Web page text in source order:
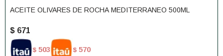
ACEITE OLIVARES DE ROCHA MEDITERRANEO 500ML
$ 671
$ 503 $ 570